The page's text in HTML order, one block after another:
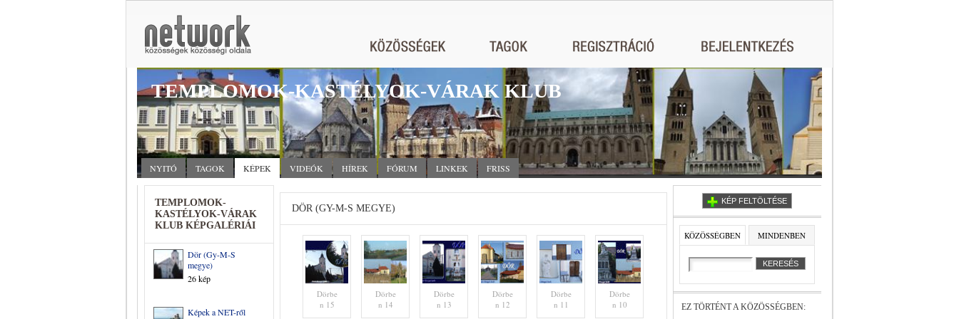
TEMPLOMOK-KASTÉLYOK-VÁRAK KLUB
NYITÓ TAGOK KÉPEK VIDEÓK HÍREK FÓRUM LINKEK FRISS
TEMPLOMOK-
KASTÉLYOK-VÁRAK
KLUB KÉPGALÉRIÁI
Dör (Gy-M-S
megye)
26 kép
Képek a NET-ről
DÖR (GY-M-S MEGYE)
Dörbe
n 15
Dörbe
n 14
Dörbe
n 13
Dörbe
n 12
Dörbe
n 11
Dörbe
n 10
KÉP FELTÖLTÉSE
KÖZÖSSÉGBEN MINDENBEN
EZ TÖRTÉNT A KÖZÖSSÉGBEN: